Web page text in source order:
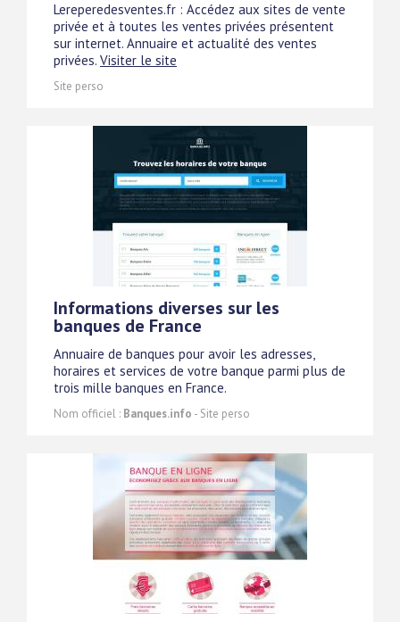
Lereperedesventes.fr : Accédez aux sites de vente
privée et à toutes les ventes privées présentent
sur internet. Annuaire et actualité des ventes
privées. Visiter le site
Site perso
Informations diverses sur les
banques de France
Annuaire de banques pour avoir les adresses,
horaires et services de votre banque parmi plus de
trois mille banques en France.
Nom officiel : Banques.info - Site perso